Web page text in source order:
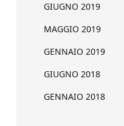
GIUGNO 2019
MAGGIO 2019
GENNAIO 2019
GIUGNO 2018
GENNAIO 2018